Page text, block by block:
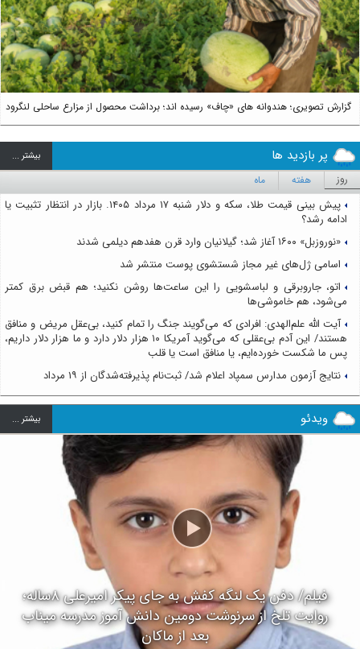
گزارش تصویری؛ هندوانه های «چاف» رسیده اند؛ برداشت محصول از مزارع ساحلی لنگرود
پر بازدید ها بيشتر ...
روز هفته ماه
پیش بینی قیمت طلا، سکه و دلار شنبه ۱۷ مرداد ۱۴۰۵. بازار در انتظار تثبیت یا
ادامه رشد؟
«نوروزبل» ۱۶۰۰ آغاز شد؛ گیلانیان وارد قرن هفدهم دیلمی شدند
اسامی ژل‌های غیر مجاز شستشوی پوست منتشر شد
اتو، جاروبرقی و لباسشویی را این ساعت‌ها روشن نکنید؛ هم قبض برق کمتر
می‌شود، هم خاموشی‌ها
آیت الله علم‌الهدی: افرادی که می‌گویند جنگ را تمام کنید، بی‌عقل مریض و منافق
هستند/ این آدم بی‌عقلی که می‌گوید آمریکا ۱۰ هزار دلار دارد و ما هزار دلار داریم،
پس ما شکست خورده‌ایم، یا منافق است یا قلب
نتایج آزمون مدارس سمپاد اعلام شد/ ثبت‌نام پذیرفته‌شدگان از ۱۹ مرداد
ویدئو بيشتر ...
فیلم/ دفن یک لنگه کفش به جای پیکر امیرعلی ۸ساله؛
روایت تلخ از سرنوشت دومین دانش آموز مدرسه میناب
بعد از ماکان